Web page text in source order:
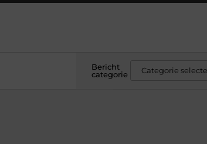
Bericht
categorie